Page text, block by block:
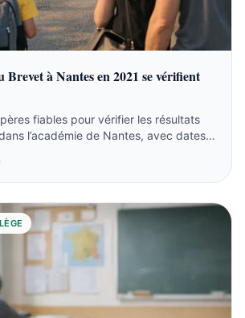
Brevet à Nantes en 2021 se vérifient
fiables pour vérifier les résultats
l’académie de Nantes, avec dates